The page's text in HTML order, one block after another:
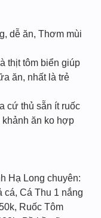
dễ ăn, Thơm mùi
thịt tôm biển giúp
ăn, nhất là trẻ
cứ thủ sẵn ít ruốc
khảnh ăn ko hợp
Hạ Long chuyên:
cá, Cá Thu 1 nắng
Ruốc Tôm